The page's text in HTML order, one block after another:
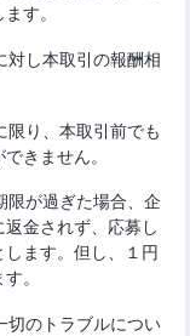
す。
対し本取引の報酬相
限り、本取引前でも
きません。
限が過ぎた場合、企
金されず、応募し
ます。但し、１円
。
切のトラブルについ